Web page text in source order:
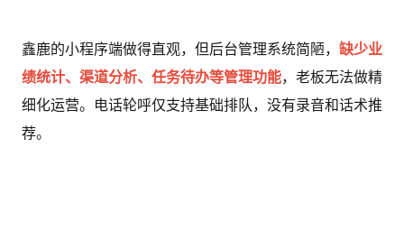
鑫鹿的小程序端做得直观，但后台管理系统简陋， 缺少业
绩统计、渠道分析、任务待办等管理功能，老板无法做精
细化运营。电话轮呼仅支持基础排队，没有录音和话术推
荐。